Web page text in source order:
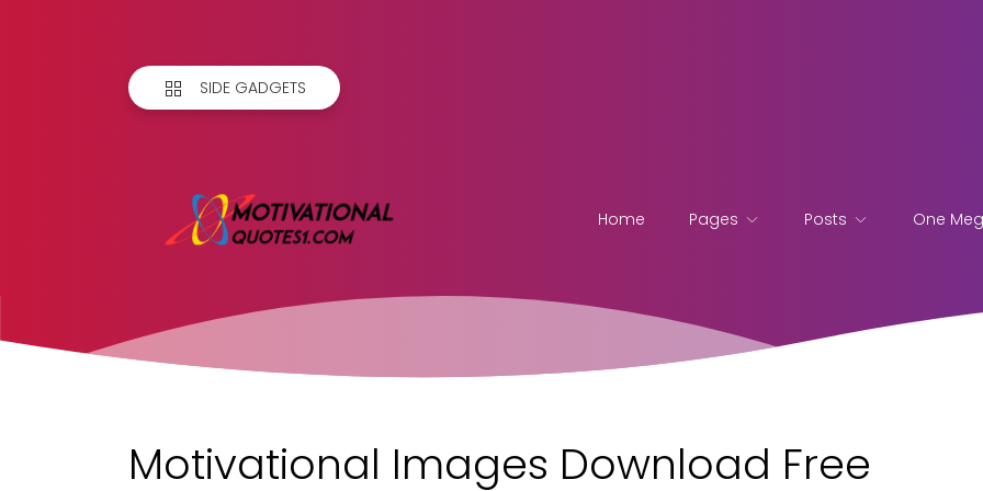
SIDE GADGETS
Home Pages Posts One
Motivational Images Download Free